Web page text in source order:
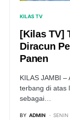
KILAS TV
[Kilas TV]
Diracun
Panen
KILAS JAMBI
terbang di atas
sebagai…
BY ADMIN SENIN